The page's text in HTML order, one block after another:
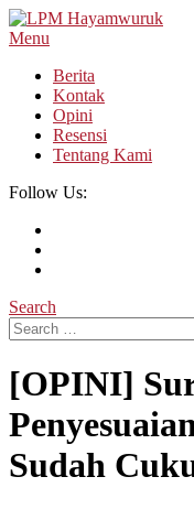
Skip
To
Menu
Berita
Kontak
Opini
Resensi
Tentang Kami
Follow Us:
Search
Search
for:
[OPINI]
Sudah